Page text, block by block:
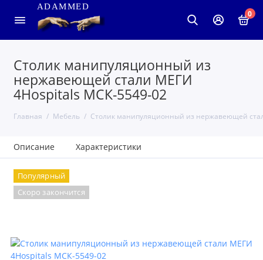
ADAMMED
0
Столик манипуляционный из
нержавеющей стали МЕГИ
4Hospitals МСК-5549-02
Главная Мебель Столик манипуляционный из нержавеющей
Описание Характеристики
Популярный
Скоро закончится